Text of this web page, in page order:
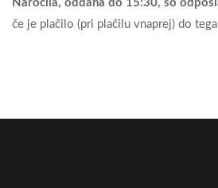
Naročila, oddana do 15:30, so
če je plačilo (pri plačilu vnaprej) do